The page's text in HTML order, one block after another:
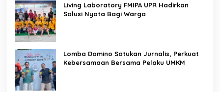
Living Laboratory FMIPA UPR Hadirkan
Solusi Nyata Bagi Warga
Lomba Domino Satukan Jurnalis, Perkuat
Kebersamaan Bersama Pelaku UMKM